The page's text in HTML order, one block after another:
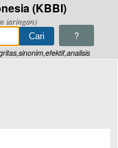
(KBBI)
jaringan)
?